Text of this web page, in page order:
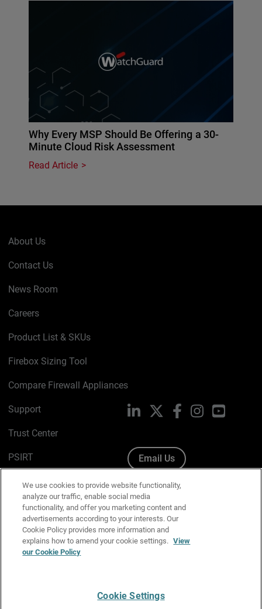
Why Every MSP Should Be Offering a 30-
Minute Cloud Risk Assessment
Read Article
About Us
Contact Us
News Room
Careers
Product List & SKUs
Firebox Sizing Tool
Compare Firewall Appliances
Support
Trust Center
PSIRT
Cookie Policy
Privacy Policy
Media & Brand Kit
Manage Email Preferences
LinkedIn FacebookInstagramYouTube
Email Us
We use cookies to provide website functionality,
analyze our traffic, enable social media
functionality, and offer you marketing content and
advertisements according to your interests. Our
Cookie Policy provides more information and
explains how to amend your cookie settings. View
our Cookie Policy
Cookie Settings